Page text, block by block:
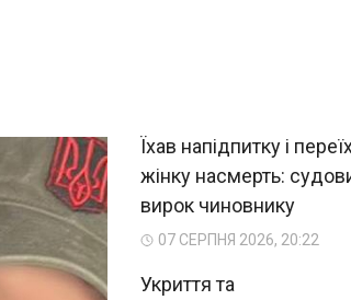
Їхав напідпитку і
жінку насмерть:
вирок чиновнику
07 СЕРПНЯ 2026, 20:22
Укриття та